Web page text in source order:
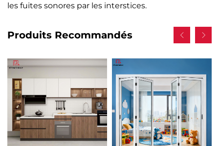
les fuites sonores par les interstices.
Produits Recommandés